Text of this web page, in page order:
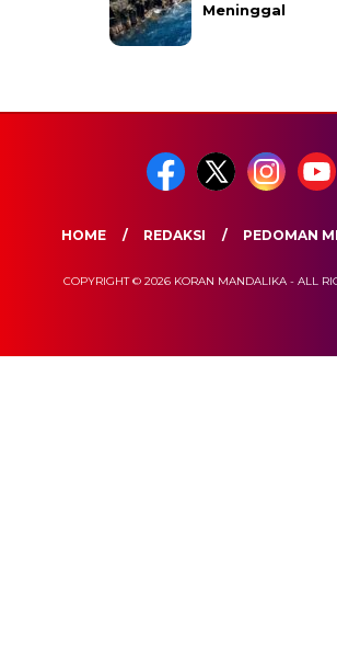
Meninggal
HOME REDAKSI PEDOMAN
COPYRIGHT © 2026 KORAN MANDALIKA - ALL